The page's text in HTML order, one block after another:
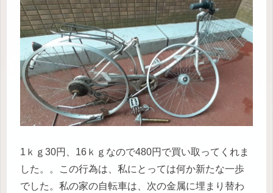
1ｋｇ30円、16ｋｇなので480円で買い取ってくれま
した。。この行為は、私にとっては何か新たな一歩
でした。私の家の自転車は、次の金属に埋まり替わ